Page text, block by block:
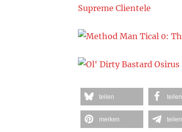
teilen teilen
merken teilen